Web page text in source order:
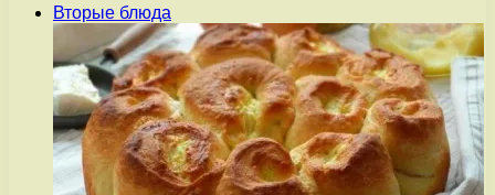
Вторые блюда